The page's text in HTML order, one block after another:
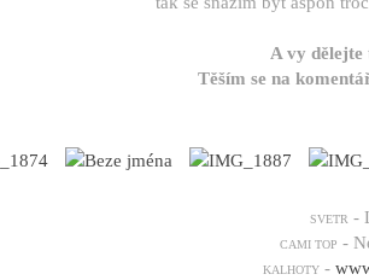
A vy dělejte
Těším se na
SVETR -
CAMI TOP -
KALHOTY-